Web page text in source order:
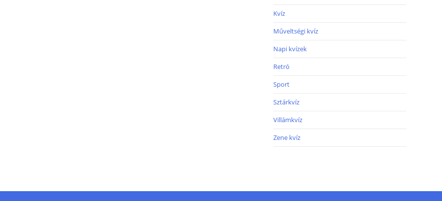
Kvíz
Műveltségi kvíz
Napi kvízek
Retró
Sport
Sztárkvíz
Villámkvíz
Zene kvíz